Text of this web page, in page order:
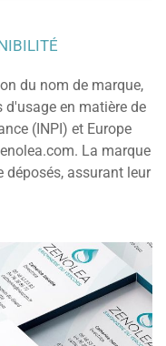
du nom de marque,
en matière de
(INPI) et Europe
La marque
déposés, assurant leur